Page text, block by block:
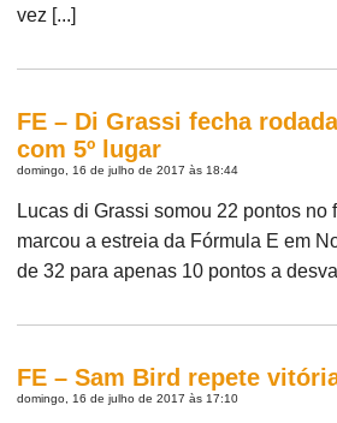
vez [...]
FE – Di Grassi fecha
com 5º lugar
domingo, 16 de julho de 2017 às 18:44
Lucas di Grassi somou 22 pontos no
marcou a estreia da Fórmula E em
de 32 para apenas 10 pontos a
FE – Sam Bird repete
domingo, 16 de julho de 2017 às 17:10